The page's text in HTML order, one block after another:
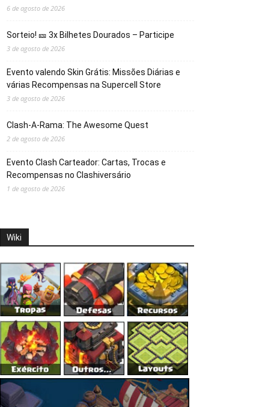
6 de agosto de 2026
Sorteio! 🎫 3x Bilhetes Dourados – Participe
3 de agosto de 2026
Evento valendo Skin Grátis: Missões Diárias e
várias Recompensas na Supercell Store
3 de agosto de 2026
Clash-A-Rama: The Awesome Quest
2 de agosto de 2026
Evento Clash Carteador: Cartas, Trocas e
Recompensas no Clashiversário
1 de agosto de 2026
Wiki